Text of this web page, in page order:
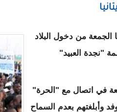
الجمعة من دخول البلاد
"نجدة العبيد"
في اتصال مع "الحرة"
وأبلغتهم بعدم السماح